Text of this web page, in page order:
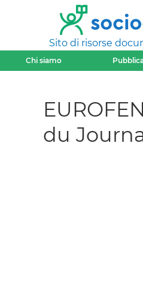
Sito di risorse
Chi siamo
du